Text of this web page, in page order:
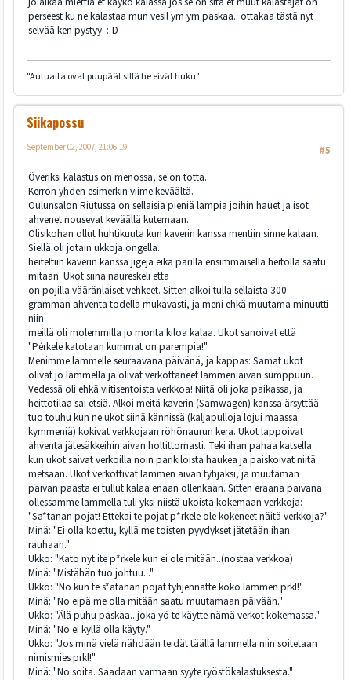
perseest ku ne kalastaa mun vesil ym ym paskaa.. ottakaa tästä nyt
selvää ken pystyy :-D
"Autuaita ovat puupäät sillä he eivät huku"
Siikapossu
#5
September 02, 2007, 21:06:19
Överiksi kalastus on menossa, se on totta.
Kerron yhden esimerkin viime keväältä.
Oulunsalon Riutussa on sellaisia pieniä lampia joihin hauet ja isot
ahvenet nousevat keväällä kutemaan.
Olisikohan ollut huhtikuuta kun kaverin kanssa mentiin sinne kalaan.
Siellä oli jotain ukkoja ongella.
heiteltiin kaverin kanssa jigejä eikä parilla ensimmäisellä heitolla saatu
mitään. Ukot siinä naureskeli että
on pojilla vääränlaiset vehkeet. Sitten alkoi tulla sellaista 300
gramman ahventa todella mukavasti, ja meni ehkä muutama minuutti
niin
meillä oli molemmilla jo monta kiloa kalaa. Ukot sanoivat että
"Pérkele katotaan kummat on parempia!"
Menimme lammelle seuraavana päivänä, ja kappas: Samat ukot
olivat jo lammella ja olivat verkottaneet lammen aivan sumppuun.
Vedessä oli ehkä viitisentoista verkkoa! Niitä oli joka paikassa, ja
heittotilaa sai etsiä. Alkoi meitä kaverin (Samwagen) kanssa ärsyttää
tuo touhu kun ne ukot siinä kännissä (kaljapulloja lojui maassa
kymmeniä) kokivat verkkojaan röhönaurun kera. Ukot lappoivat
ahventa jätesäkkeihin aivan holtittomasti. Teki ihan pahaa katsella
kun ukot saivat verkoilla noin parikiloista haukea ja paiskoivat niitä
metsään. Ukot verkottivat lammen aivan tyhjäksi, ja muutaman
päivän päästä ei tullut kalaa enään ollenkaan. Sitten eräänä päivänä
ollessamme lammella tuli yksi niistä ukoista kokemaan verkkoja:
"Sa*tanan pojat! Ettekai te pojat p*rkele ole kokeneet näitä verkkoja?"
Minä: "Ei olla koettu, kyllä me toisten pyydykset jätetään ihan
rauhaan."
Ukko: "Kato nyt ite p*rkele kun ei ole mitään..(nostaa verkkoa)
Minä: "Mistähän tuo johtuu..."
Ukko: "No kun te s*atanan pojat tyhjennätte koko lammen prkl!"
Minä: "No eipä me olla mitään saatu muutamaan päivään."
Ukko: "Älä puhu paskaa...joka yö te käytte nämä verkot kokemassa."
Minä: "No ei kyllä olla käyty."
Ukko: "Jos minä vielä nähdään teidät täällä lammella niin soitetaan
nimismies prkl!"
Minä: "No soita. Saadaan varmaan syyte ryöstökalastuksesta."